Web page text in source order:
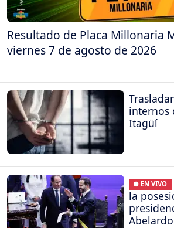
Resultado de Placa Millonaria
viernes 7 de agosto de 2026
internos
Itagüí
● EN VIVO
la